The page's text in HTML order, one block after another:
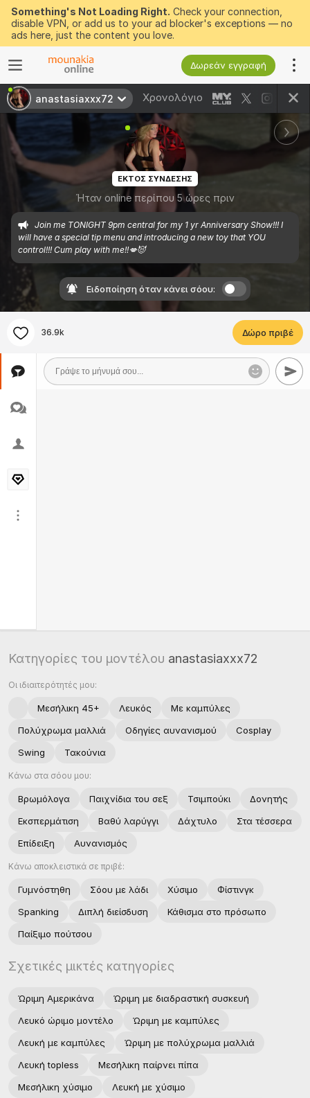
Something's Not Loading Right. Check your connection,
disable VPN, or add us to your ad blocker's exceptions — no
ads here, just the content you love.
Δωρεάν εγγραφή
anastasiaxxx72 Χρονολόγιο
ΕΚΤΟΣ ΣΥΝΔΕΣΗΣ
Ήταν online περίπου 5 ώρες πριν
Join me TONIGHT 9pm central for my 1 yr Anniversary Show!!! I
will have a special tip menu and introducing a new toy that YOU
control!!! Cum play with me!!💋😈
Ειδοποίηση όταν κάνει σόου:
36.9k Δώρο πριβέ
Κατηγορίες του μοντέλου anastasiaxxx72
Οι ιδιαιτερότητές μου:
Μεσήλικη 45+ Λευκός
Με καμπύλες
Πολύχρωμα μαλλιά
Οδηγίες αυνανισμού
Cosplay
Swing
Τακούνια
Κάνω στα σόου μου:
Βρωμόλογα Παιχνίδια του σεξ Τσιμπούκι
Δονητής
Εκσπερμάτιση
Βαθύ λαρύγγι Δάχτυλο
Στα τέσσερα
Επίδειξη
Αυνανισμός
Κάνω αποκλειστικά σε πριβέ:
Γυμνόστηθη Σόου με λάδι Χύσιμο
Φίστινγκ
Spanking
Διπλή διείσδυση
Κάθισμα στο πρόσωπο
Παίξιμο πούτσου
Σχετικές μικτές κατηγορίες
Ώριμη Αμερικάνα
Ώριμη με διαδραστική συσκευή
Λευκό ώριμο μοντέλο
Ώριμη με καμπύλες
Λευκή με καμπύλες
Ώριμη με πολύχρωμα μαλλιά
Λευκή topless
Μεσήλικη παίρνει πίπα
Μεσήλικη χύσιμο
Λευκή με χύσιμο